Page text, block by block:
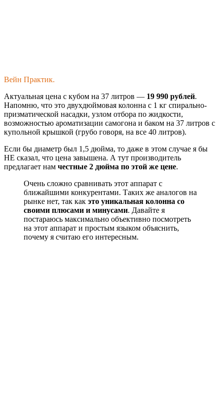
Вейн Практик.
Актуальная цена с кубом на 37 литров — 19 990 рублей.
Напомню, что это двухдюймовая колонна с 1 кг спирально-
призматической насадки, узлом отбора по жидкости,
возможностью ароматизации самогона и баком на 37 литров с
купольной крышкой (грубо говоря, на все 40 литров).
Если бы диаметр был 1,5 дюйма, то даже в этом случае я бы
НЕ сказал, что цена завышена. А тут производитель
предлагает нам честные 2 дюйма по этой же цене.
Очень сложно сравнивать этот аппарат с
ближайшими конкурентами. Таких же аналогов на
рынке нет, так как это уникальная колонна со
своими плюсами и минусами. Давайте я
постараюсь максимально объективно посмотреть
на этот аппарат и простым языком объяснить,
почему я считаю его интересным.